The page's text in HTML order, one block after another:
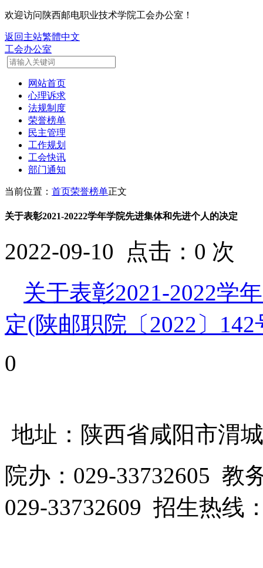
欢迎访问陕西邮电职业技术学院工会办公室！
返回主站繁體中文
工会办公室
网站首页
心理诉求
法规制度
荣誉榜单
民主管理
工作规划
工会快讯
部门通知
当前位置： 首页荣誉榜单正文
关于表彰2021-20222学年学院先进集体和先进个人的决定
2022-09-10 点击： 0 次
关于表彰2021-2022学
定(陕邮职院〔2022〕142
0
地址：陕西省咸阳市渭
院办：029-33732605 教
029-33732609 招生热线